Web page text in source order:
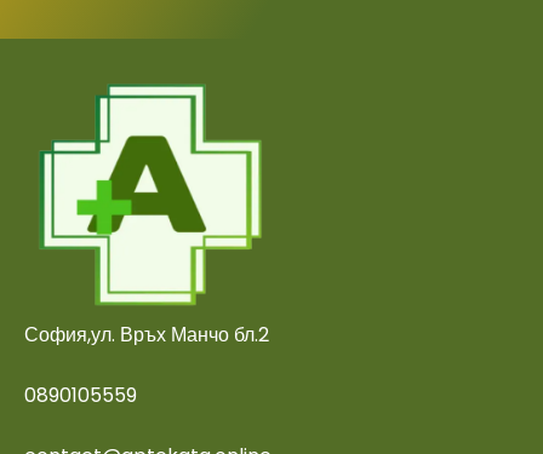
София,ул. Връх Манчо бл.2
0890105559